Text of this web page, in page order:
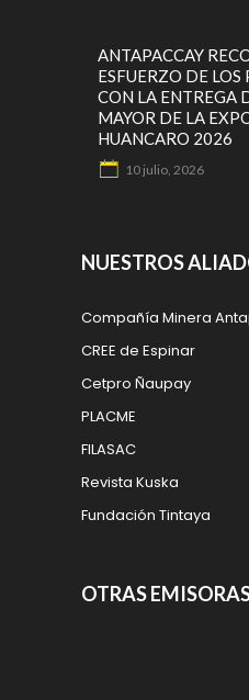
ANTAPACCAY
ESFUERZO DE LOS
CON LA ENTREGA
MAYOR DE LA
HUANCARO 2026
10 julio, 2026
NUESTROS
Compañía Minera
CREE de Espinar
Cetpro Ñaupay
PLACME
FILASAC
Revista Kuska
Fundación Tintaya
OTRAS